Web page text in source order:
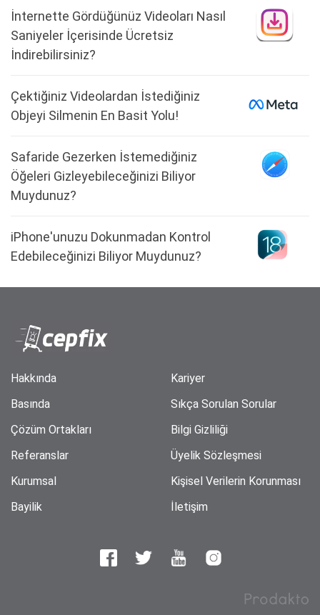
İnternette Gördüğünüz Videoları Nasıl
Saniyeler İçerisinde Ücretsiz
İndirebilirsiniz?
Çektiğiniz Videolardan İstediğiniz
Objeyi Silmenin En Basit Yolu!
Safaride Gezerken İstemediğiniz
Öğeleri Gizleyebileceğinizi Biliyor
Muydunuz?
iPhone'unuzu Dokunmadan Kontrol
Edebileceğinizi Biliyor Muydunuz?
Hakkında
Basında
Çözüm Ortakları
Referanslar
Kurumsal
Bayilik
Kariyer
Sıkça Sorulan Sorular
Bilgi Gizliliği
Üyelik Sözleşmesi
Kişisel Verilerin Korunması
İletişim